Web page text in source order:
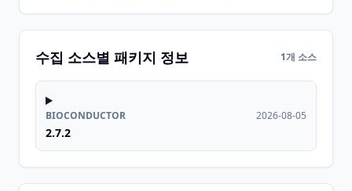
수집 소스별 패키지 정보 1개 소스
BIOCONDUCTOR
2.7.2
2026-08-05